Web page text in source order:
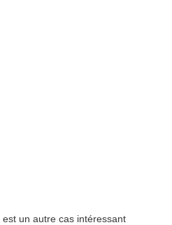
est un autre cas intéressant